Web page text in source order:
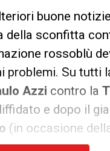
buone
della sconfitta
rossoblù
problemi. Su tutti
Azzi contro la
e dopo il
(in occasione
solo